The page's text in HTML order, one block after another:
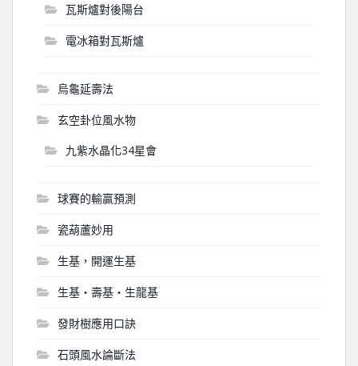
瓦斯爐對後陽台
電冰箱對瓦斯爐
烏龜延壽法
玄空卦位風水物
九紫水晶化34星會
球賽的輸贏預測
瓷葫蘆妙用
生基，開運生基
生基‧壽基‧生龍基
發財樹應用口訣
石頭風水論斷法